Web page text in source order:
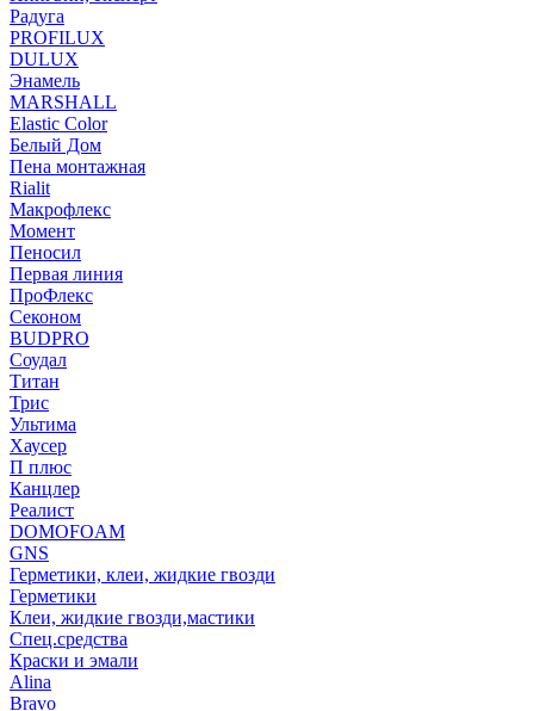
Радуга
PROFILUX
DULUX
Энамель
MARSHALL
Elastic Color
Белый Дом
Пена монтажная
Rialit
Макрофлекс
Момент
Пеносил
Первая линия
ПроФлекс
Секоном
BUDPRO
Соудал
Титан
Трис
Ультима
Хаусер
П плюс
Канцлер
Реалист
DOMOFOAM
GNS
Герметики, клеи, жидкие гвозди
Герметики
Клеи, жидкие гвозди,мастики
Спец.средства
Краски и эмали
Alina
Bravo